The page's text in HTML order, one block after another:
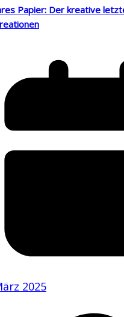
Papier: Der kreative
2025